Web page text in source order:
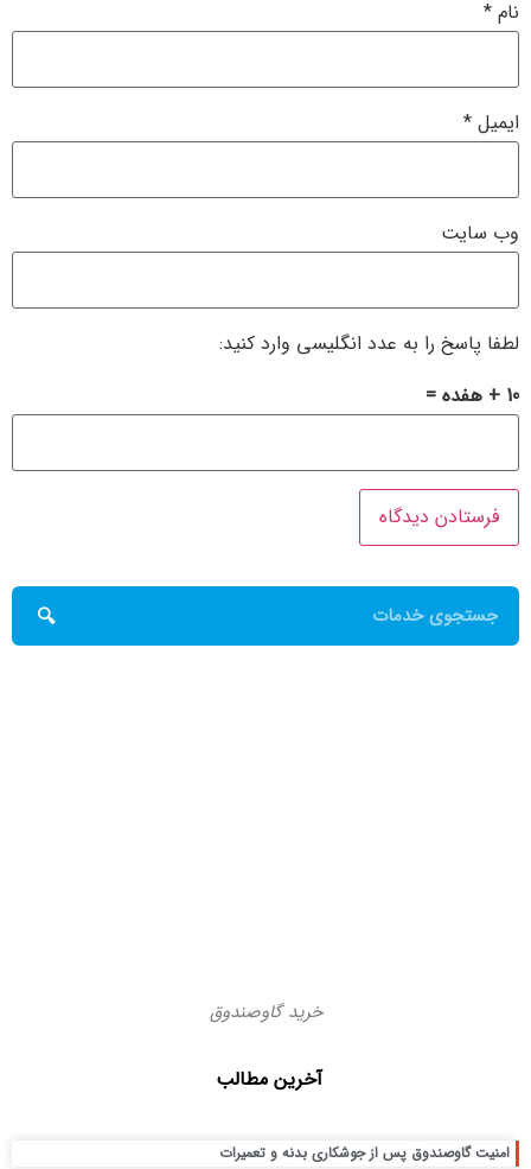
نام *
ایمیل *
وب‌ سایت
لطفا پاسخ را به عدد انگلیسی وارد کنید:
10 + هفده =
خرید گاوصندوق
آخرین مطالب
امنیت گاوصندوق پس از جوشکاری بدنه و تعمیرات